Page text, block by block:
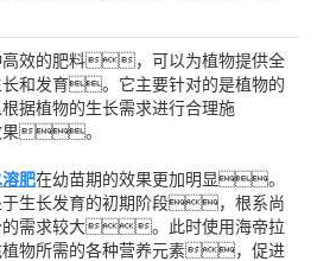
高效的肥料，可以为植物提供全
和发育。它主要针对的是植物的
植物的生长需求进行合理施
果。
肥在幼苗期的效果更加明显。
生长发育的初期阶段，根系尚
需求较大。此时使用海帝拉
植物所需的各种营养元素，促进